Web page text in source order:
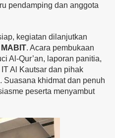
pendamping dan anggota
kegiatan dilanjutkan
MABIT. Acara pembukaan
Al-Qur’an, laporan panitia,
ITAl Kautsar dan pihak
Suasana khidmatdan penuh
peserta menyambut